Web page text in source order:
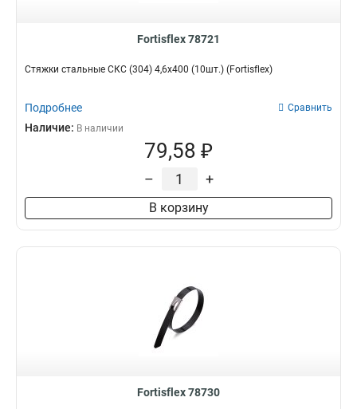
Fortisflex 78721
Стяжки стальные СКС (304) 4,6x400 (10шт.) (Fortisflex)
Подробнее Сравнить
Наличие: В наличии
79,58 ₽
– +
В корзину
Fortisflex 78730